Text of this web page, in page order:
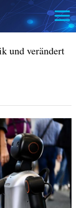
und verändert